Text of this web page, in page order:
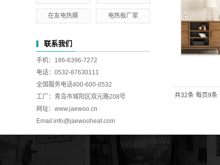
在友电热膜 电热板厂家
联系我们
手机：186-6396-7272
电话：0532-87630111
全国服务电话400-600-0532
工厂：青岛市城阳区双元路208号
网址：www.jaewoo.cn
Email:info@jaewooheat.com
共32条 每页9条